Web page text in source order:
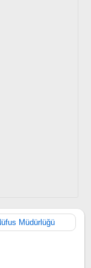
Müdürlüğü